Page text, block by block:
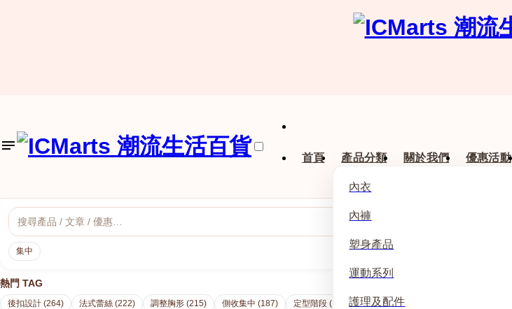
首頁 產品分類
內衣
內褲
塑身產品
運動系列
護理及配件
關於我們 優惠活動
集中
熱門 TAG
後扣設計 (264) 法式蕾絲 (222) 調整胸形 (215) 側收集中 (187) 定型階段 (175) 守護階段 (160)